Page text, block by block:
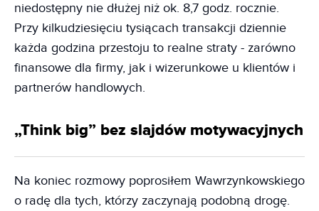
niedostępny nie dłużej niż ok. 8,7 godz. rocznie.
Przy kilkudziesięciu tysiącach transakcji dziennie
każda godzina przestoju to realne straty - zarówno
finansowe dla firmy, jak i wizerunkowe u klientów i
partnerów handlowych.
„Think big” bez slajdów motywacyjnych
Na koniec rozmowy poprosiłem Wawrzynkowskiego
o radę dla tych, którzy zaczynają podobną drogę.